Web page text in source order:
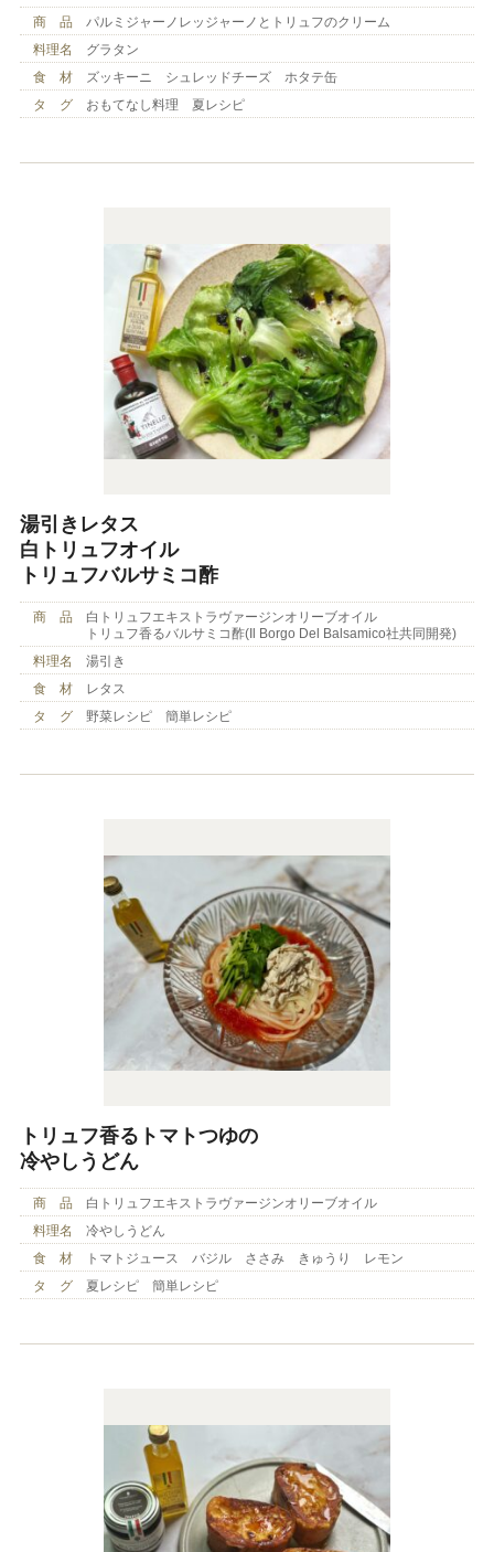
商 品
パルミジャーノレッジャーノとトリュフのクリーム
料理名
グラタン
食 材
ズッキーニ シュレッドチーズ ホタテ缶
タ グ
おもてなし料理 夏レシピ
湯引きレタス
白トリュフオイル
トリュフバルサミコ酢
商 品
白トリュフエキストラヴァージンオリーブオイル
トリュフ香るバルサミコ酢(Il Borgo Del Balsamico社共同開発)
料理名
湯引き
食 材
レタス
タ グ
野菜レシピ 簡単レシピ
トリュフ香るトマトつゆの
冷やしうどん
商 品
白トリュフエキストラヴァージンオリーブオイル
料理名
冷やしうどん
食 材
トマトジュース バジル ささみ きゅうり レモン
タ グ
夏レシピ 簡単レシピ